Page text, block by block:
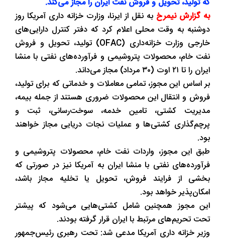
که تولید، تحویل و فروش نفت ایران را مجاز می‌کند.
به گزارش نیمرخ به نقل از ایرنا، وزارت خزانه داری آمریکا روز
دوشنبه به وقت محلی اعلام کرد که دفتر کنترل دارایی‌های
خارجی وزارت خزانه‌داری (OFAC) تولید، تحویل و فروش
نفت خام، محصولات پتروشیمی و فرآورده‌های نفتی با منشا
ایران را تا ۲۱ اوت (۳۰ مرداد) مجاز می‌داند.
بر اساس این مجوز، تمامی معاملات و خدماتی که برای تولید،
فروش و انتقال این محصولات ضروری هستند از جمله بیمه،
مدیریت کشتی، تامین خدمه، سوخت‌رسانی، ثبت و
پرچم‌گذاری کشتی‌ها و عملیات نجات دریایی مجاز خواهند
بود.
طبق این مجوز، واردات نفت خام، محصولات پتروشیمی و
فرآورده‌های نفتی با منشا ایران به آمریکا نیز در صورتی که
بخشی از فرایند فروش، تحویل یا تخلیه مجاز باشد،
امکان‌پذیر خواهد بود.
این مجوز همچنین شامل کشتی‌هایی می‌شود که پیشتر
تحت تحریم‌های مرتبط با ایران قرار گرفته بودند.
وزیر خزانه داری آمریکا مدعی شد: تحت رهبری رئیس‌جمهور